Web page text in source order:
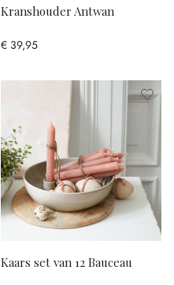
Kranshouder Antwan
€ 39,95
Kaars set van 12 Bauceau